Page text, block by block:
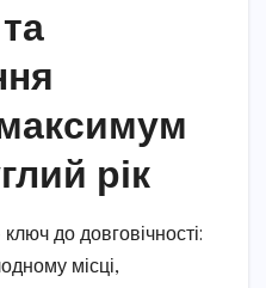
рік
до довговічності:
місці,